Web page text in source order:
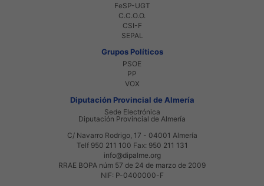
FeSP-UGT
C.C.O.O.
CSI-F
SEPAL
Grupos Políticos
PSOE
PP
VOX
Diputación Provincial de Almería
Sede Electrónica
Diputación Provincial de Almería
C/ Navarro Rodrigo, 17 - 04001 Almería
Telf 950 211 100 Fax: 950 211 131
info@dipalme.org
RRAE BOPA núm 57 de 24 de marzo de 2009
NIF: P-0400000-F